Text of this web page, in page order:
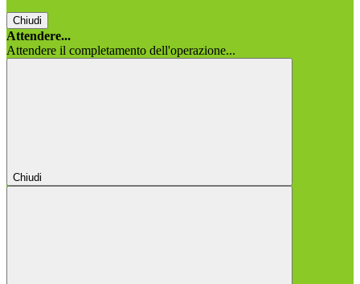
Chiudi
Attendere...
Attendere il completamento dell'operazione...
Chiudi